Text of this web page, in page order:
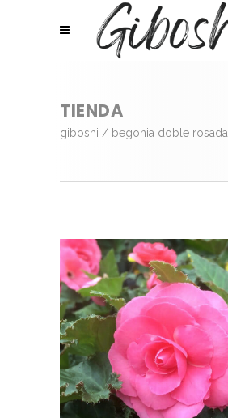
TIENDA
giboshi / begonia doble rosada